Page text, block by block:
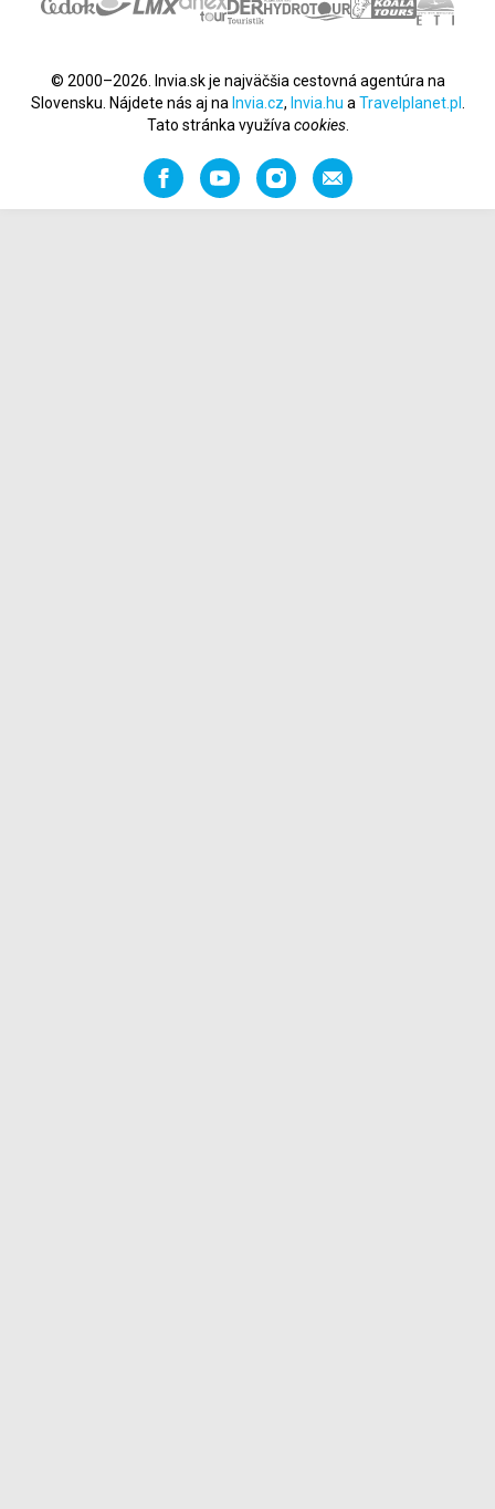
© 2000–2026. Invia.sk je najväčšia cestovná agentúra na
Slovensku. Nájdete nás aj na Invia.cz, Invia.hu a Travelplanet.pl
Tato stránka využíva cookies.
FacebookYouTubeInstagramOdporučiť